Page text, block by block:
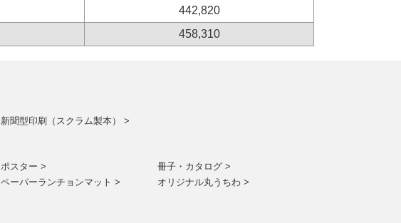
442,820
458,310
新聞型印刷（スクラム製本） >
ポスター >
冊子・カタログ >
ペーパーランチョンマット > オリジナル丸うちわ >